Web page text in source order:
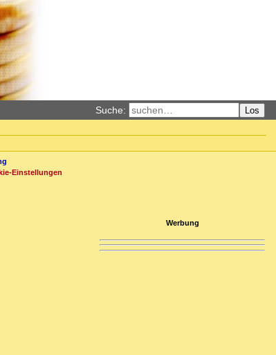
Suche: Los
Einstellungen
Werbung